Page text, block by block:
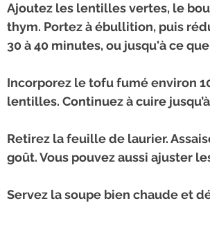
Ajoutez les lentilles vertes, le
thym. Portez à ébullition, puis
30 à 40 minutes, ou jusqu'à ce
Incorporez le tofu fumé environ
lentilles. Continuez à cuire
Retirez la feuille de laurier.
goût. Vous pouvez aussi ajuster
Servez la soupe bien chaude et